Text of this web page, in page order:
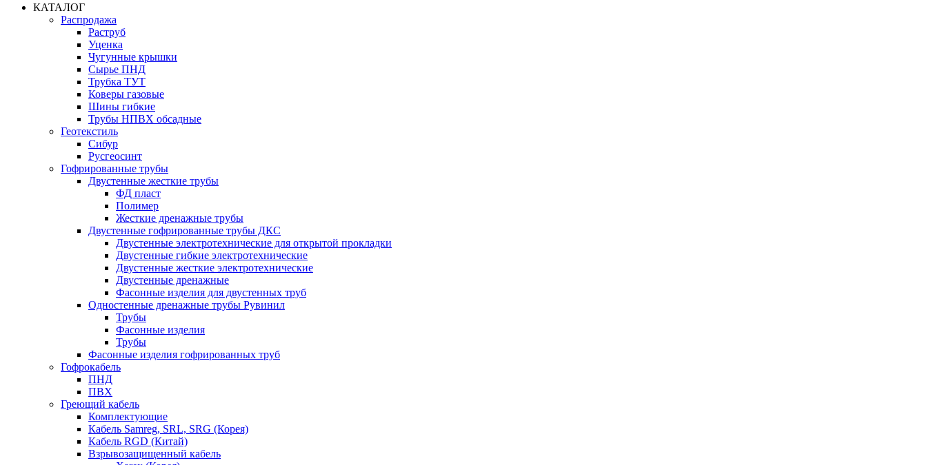
КАТАЛОГ
Распродажа
Раструб
Уценка
Чугунные крышки
Сырье ПНД
Трубка ТУТ
Коверы газовые
Шины гибкие
Трубы НПВХ обсадные
Геотекстиль
Сибур
Русгеосинт
Гофрированные трубы
Двустенные жесткие трубы
ФД пласт
Полимер
Жесткие дренажные трубы
Двустенные гофрированные трубы ДКС
Двустенные электротехнические для открытой прокладки
Двустенные гибкие электротехнические
Двустенные жесткие электротехнические
Двустенные дренажные
Фасонные изделия для двустенных труб
Одностенные дренажные трубы Рувинил
Трубы
Фасонные изделия
Трубы
Фасонные изделия гофрированных труб
Гофрокабель
ПНД
ПВХ
Греющий кабель
Комплектующие
Кабель Samreg, SRL, SRG (Корея)
Кабель RGD (Китай)
Взрывозащищенный кабель